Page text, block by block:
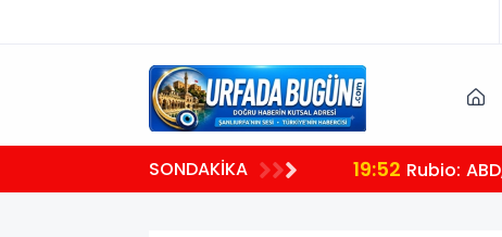
SONDAKİKA 19:52 Rubio: